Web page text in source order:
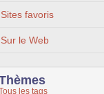
Sites favoris
Sur le Web
les tags